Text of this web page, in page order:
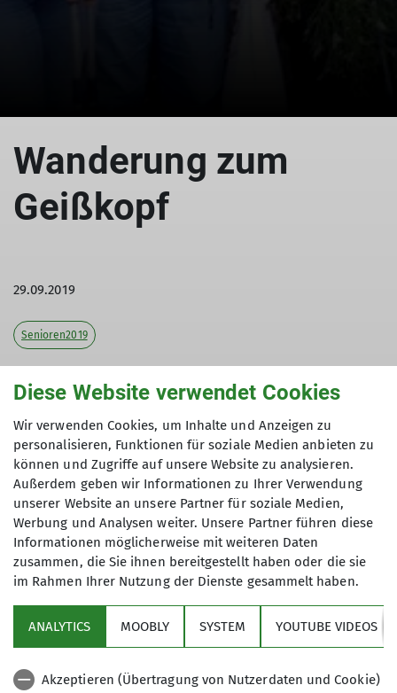
Wanderung zum
Geißkopf
29.09.2019
Senioren2019
Tourenleiterin: Haunfellner Antonie
Teilnehmer: 4
Bei sonnigen Herbstwetter waren am Sonntag, 29.
September, eine Gruppe Wanderer des
Alpenvereins Dingolfing unterwegs. Der Weg
führte von Unterbreitenau auf den Geißkopf.
Beim überqueren der Skipisten hatte die
Wanderer einen sehr schönen Ausblick auf den
auf der "Geißkopf Hütte" ging es zurück zum
nach Pilzen entlang dem Weg. Auf der Heimfahrt
Diese Website verwendet Cookies
Wir verwenden Cookies, um Inhalte und Anzeigen zu
personalisieren, Funktionen für soziale Medien anbieten zu
können und Zugriffe auf unsere Website zu analysieren.
Außerdem geben wir Informationen zu Ihrer Verwendung
unserer Website an unsere Partner für soziale Medien,
Werbung und Analysen weiter. Unsere Partner führen diese
Informationen möglicherweise mit weiteren Daten
zusammen, die Sie ihnen bereitgestellt haben oder die sie
im Rahmen Ihrer Nutzung der Dienste gesammelt haben.
ANALYTICS MOOBLY SYSTEM YOUTUBE VIDEOS
Akzeptieren (Übertragung von Nutzerdaten und Cookie)